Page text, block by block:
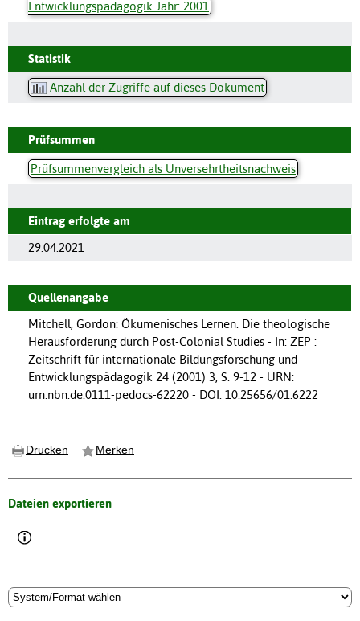
Entwicklungspädagogik Jahr: 2001
Statistik
Anzahl der Zugriffe auf dieses Dokument
Prüfsummen
Prüfsummenvergleich als Unversehrtheitsnachweis
Eintrag erfolgte am
29.04.2021
Quellenangabe
Mitchell, Gordon: Ökumenisches Lernen. Die theologische
Herausforderung durch Post-Colonial Studies - In: ZEP :
Zeitschrift für internationale Bildungsforschung und
Entwicklungspädagogik 24 (2001) 3, S. 9-12 - URN:
urn:nbn:de:0111-pedocs-62220 - DOI: 10.25656/01:6222
Drucken Merken
Dateien exportieren